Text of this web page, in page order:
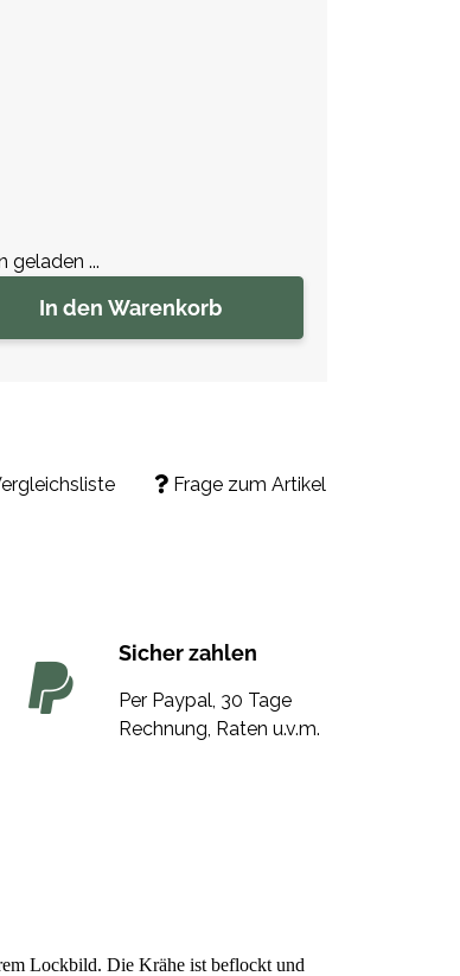
In den Warenkorb
geladen ...
Frage zum Artikel
Sicher zahlen
Per Paypal, 30 Tage
Rechnung, Raten u.v.m.
Lockbild. Die Krähe ist beflockt und